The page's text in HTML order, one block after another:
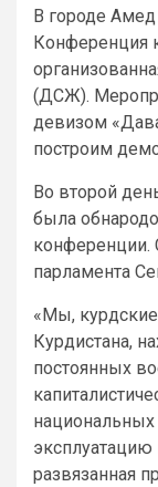
В городе
Конференция
(ДСЖ).
девизом
построим
Во второй
была
конференции.
парламента
«Мы,
Курдистана,
постоянных
национальных
эксплуатацию
развязанная